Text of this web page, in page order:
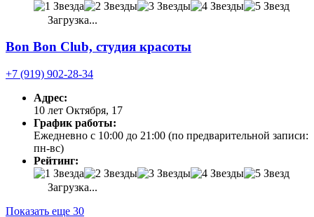
Загрузка...
Bon Bon Club, студия красоты
+7 (919) 902-28-34
Адрес:
10 лет Октября, 17
График работы:
Ежедневно с 10:00 до 21:00 (по предварительной записи:
пн-вс)
Рейтинг:
Загрузка...
Показать еще 30